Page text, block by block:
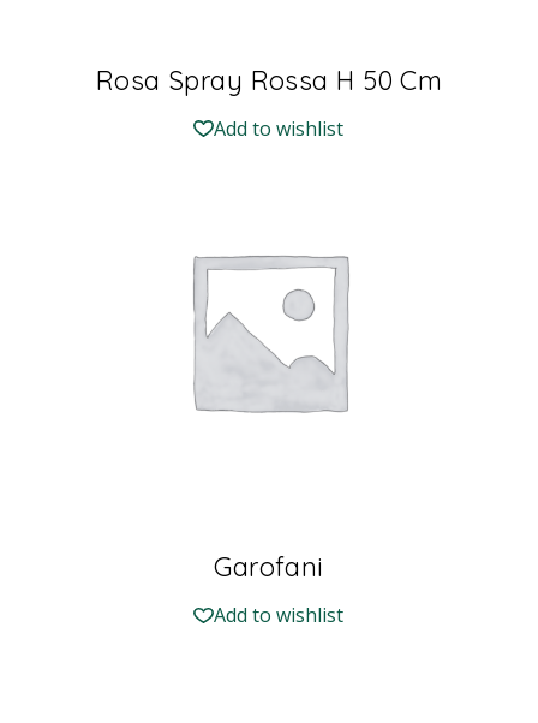
Rosa Spray Rossa H 50 Cm
Add to wishlist
Garofani
Add to wishlist